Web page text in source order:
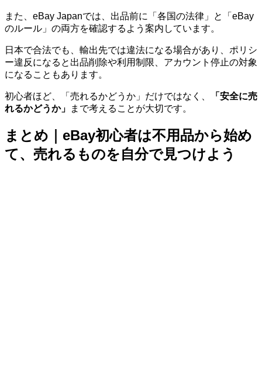
また、eBay Japanでは、出品前に「各国の法律」と「eBay
のルール」の両方を確認するよう案内しています。
日本で合法でも、輸出先では違法になる場合があり、ポリシ
ー違反になると出品削除や利用制限、アカウント停止の対象
になることもあります。
初心者ほど、「売れるかどうか」だけではなく、
「安全に売
れるかどうか」
まで考えることが大切です。
まとめ｜eBay初心者は不用品から始め
て、売れるものを自分で見つけよう